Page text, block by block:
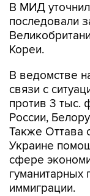
В МИД
последовали
Кореи.
В ведомстве
связи с
против 3 тыс.
России,
Также Оттава
Украине
сфере
гуманитарных
иммиграции.